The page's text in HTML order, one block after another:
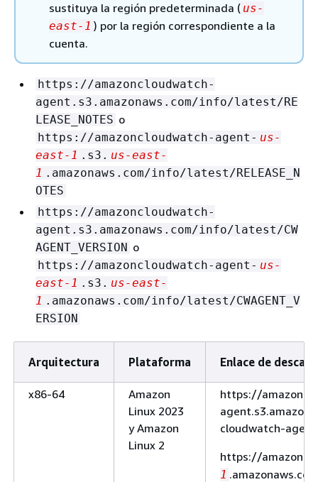
sustituya la región predeterminada ( us-
east-1 ) por la región correspondiente a la
cuenta.
https://amazoncloudwatch-
agent.s3.amazonaws.com/info/latest/RE
LEASE_NOTES o
https://amazoncloudwatch-agent- us-
east-1 .s3. us-east-
1 .amazonaws.com/info/latest/RELEASE_N
OTES
https://amazoncloudwatch-
agent.s3.amazonaws.com/info/latest/CW
AGENT_VERSION o
https://amazoncloudwatch-agent- us-
east-1 .s3. us-east-
1 .amazonaws.com/info/latest/CWAGENT_V
ERSION
Arquitectura Plataforma Enlace de
x86-64
Amazon
Linux 2023
y Amazon
Linux 2
https://
cloudwatch-
https://
1